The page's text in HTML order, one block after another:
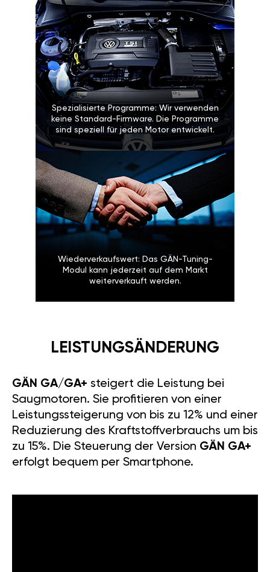
Spezialisierte Programme: Wir verwenden
keine Standard-Firmware. Die Programme
sind speziell für jeden Motor entwickelt.
Wiederverkaufswert: Das GÄN-Tuning-
Modul kann jederzeit auf dem Markt
weiterverkauft werden.
LEISTUNGSÄNDERUNG
GÄN GA/GA+ steigert die Leistung bei
Saugmotoren. Sie profitieren von einer
Leistungssteigerung von bis zu 12% und einer
Reduzierung des Kraftstoffverbrauchs um bis
zu 15%. Die Steuerung der Version GÄN GA+
erfolgt bequem per Smartphone.